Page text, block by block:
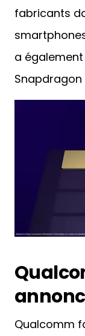
fabricants
a
Snapdragon
Qualcomm